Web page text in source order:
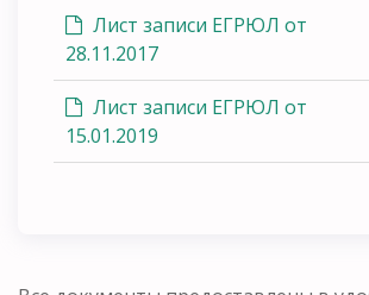
Лист записи ЕГРЮЛ от
28.11.2017
Лист записи ЕГРЮЛ от
15.01.2019